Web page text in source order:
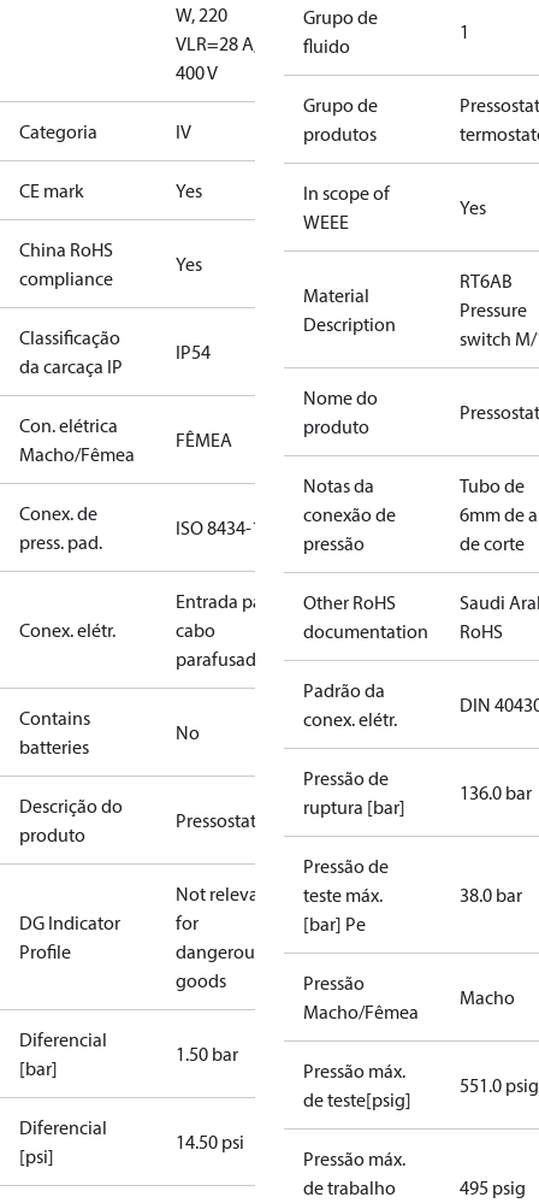
W, 220
VLR=28 A,
400 V
Categoria IV
CE mark Yes
China RoHS
compliance
Yes
Classificação
da carcaça IP
IP54
Con. elétrica
Macho/Fêmea
FÊMEA
Conex. de
press. pad.
ISO 8434-1
Conex. elétr.
Entrada para
cabo
parafusado
Contains
batteries
No
Descrição do
produto
Pressostato
DG Indicator
Profile
Not relevant
for
dangerous
goods
Diferencial
[bar]
1.50 bar
Diferencial
[psi]
14.50 psi
Grupo de
fluido
1
Grupo de
produtos
In scope of
WEEE
Yes
Material
Description
RT6AB
Pressure
switch
Nome do
produto
Notas da
conexão de
pressão
Tubo de
6mm de
de corte
Other RoHS
documentation
Saudi
RoHS
Padrão da
conex. elétr.
DIN
Pressão de
ruptura [bar]
136.0 bar
Pressão de
teste máx.
[bar] Pe
38.0 bar
Pressão
Macho/Fêmea
Macho
Pressão máx.
de teste[psig]
551.0 psig
Pressão máx.
de trabalho
495 psig